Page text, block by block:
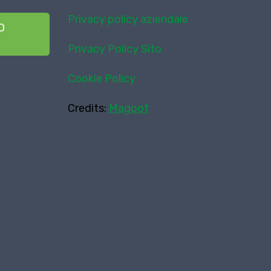
Privacy policy aziendale
Privacy Policy Sito
Cookie Policy
Credits: Magoot